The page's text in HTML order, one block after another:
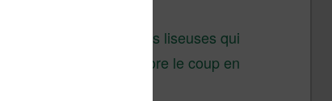
3 anciennes liseuses qui
valent encore le coup en